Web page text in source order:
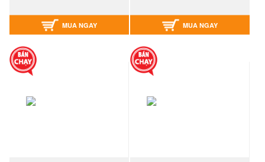
MUA NGAY MUA NGAY